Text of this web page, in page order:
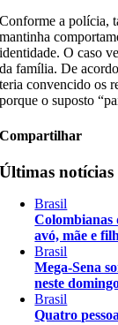
Conforme a polícia,
mantinha
identidade. O caso
da família. De
teria convencido os
porque o suposto
Compartilhar
Últimas notícias
Brasil
Colombianas
avó, mãe e
Brasil
Mega-Sena
neste
Brasil
Quatro